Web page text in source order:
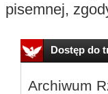
pisemnej,
Dostęp do
Archiwum